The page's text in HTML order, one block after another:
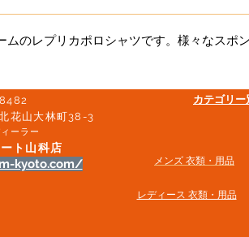
ムのレプリカポロシャツです。様々なスポ
花山大林町38-3​
ーラー
ト山科店
kyoto.com/
カテゴリ
メンズ 衣類・用品
​レディース 衣類・用品